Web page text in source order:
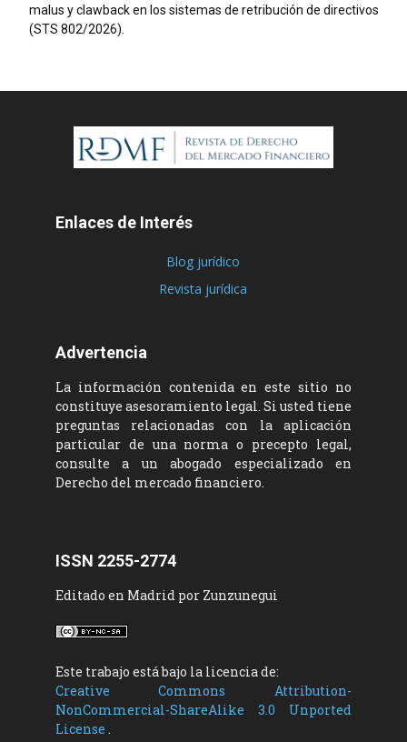
malus y clawback en los sistemas de retribución de directivos
(STS 802/2026).
Enlaces de Interés
Blog jurídico
Revista jurídica
Advertencia
La información contenida en este sitio no
constituye asesoramiento legal. Si usted tiene
preguntas relacionadas con la aplicación
particular de una norma o precepto legal,
consulte a un abogado especializado en
Derecho del mercado financiero.
ISSN 2255-2774
Editado en Madrid por Zunzunegui
Este trabajo está bajo la licencia de:
Creative Commons Attribution-
NonCommercial-ShareAlike 3.0 Unported
License .